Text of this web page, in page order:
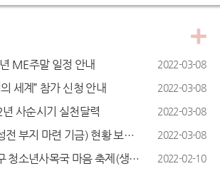
ME주말 일정 안내 2022-03-08
세계” 참가 신청 안내 2022-03-08
사순시기 실천달력 2022-03-08
하느님의 집(신설 성전 부지 마련 기금) 현황 보고_1월 31일 기준 2022-03-08
2022년 의정부교구 청소년사목국 마음 축제(생명존중 및 자살예방교육) 안내 2022-02-10